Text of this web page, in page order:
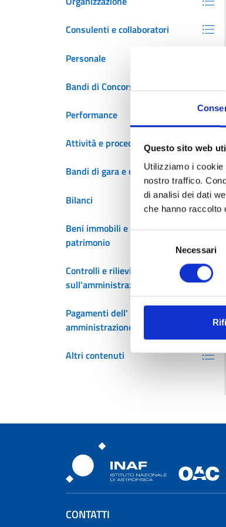
Questo sito web
Utilizziamo i
nostro traffico.
di analisi dei dati
che hanno raccolto
Necessari
Consulenti e collaboratori
Personale
Bandi di Concorso
Performance
Attività e procedimenti
Bandi di gara e contratti
Bilanci
Beni immobili e gestione
patrimonio
Controlli e rilievi
sull'amministrazione
Pagamenti dell'
amministrazione
Altri contenuti
Osservatorio
CONTATTI